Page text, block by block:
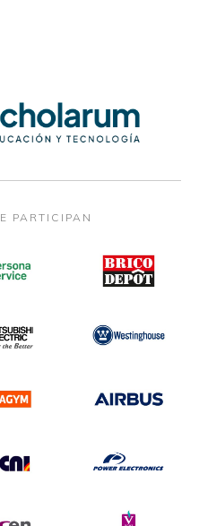
PARTICIPAN